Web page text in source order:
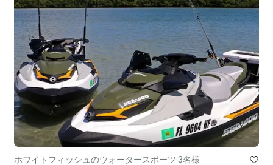
ホワイトフィッシュのウォータースポーツ·3名様